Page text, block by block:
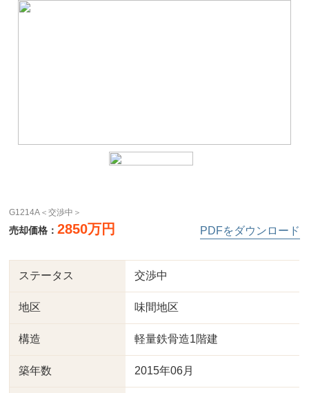
G1214A＜交渉中＞
売却価格：2850万円 PDFをダウンロード
ステータス 交渉中
地区 味間地区
構造 軽量鉄骨造1階建
築年数 2015年06月